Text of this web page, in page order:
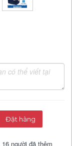
Đặt hàng
16 người đã thêm